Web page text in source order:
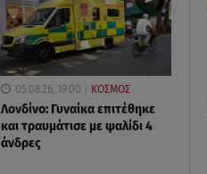
05.08.26, 19:00 ΚΟΣΜΟΣ
Λονδίνο: Γυναίκα επιτέθηκε
και τραυμάτισε με ψαλίδι 4
άνδρες